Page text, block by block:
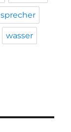
sprecher
wasser